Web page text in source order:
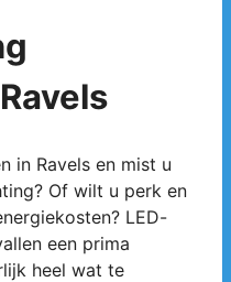
in Ravels en mist u
Of wilt u perk en
LED-
een prima
heel wat te